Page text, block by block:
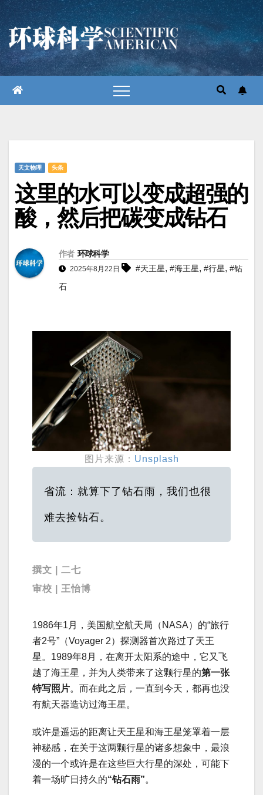
跳
至
内
容
天文物理 头条
这里的水可以变成超强的
酸，然后把碳变成钻石
作者 环球科学
2025年8月22日 #天王星, #海王星, #行星, #钻
石
图片来源： Unsplash
省流：就算下了钻石雨，我们也很
难去捡钻石。
撰文 | 二七
审校 | 王怡博
1986年1月，美国航空航天局（NASA）的“旅行
者2号”（Voyager 2）探测器首次路过了天王
星。1989年8月，在离开太阳系的途中，它又飞
越了海王星，并为人类带来了这颗行星的第一张
特写照片。而在此之后，一直到今天，都再也没
有航天器造访过海王星。
或许是遥远的距离让天王星和海王星笼罩着一层
神秘感，在关于这两颗行星的诸多想象中，最浪
漫的一个或许是在这些巨大行星的深处，可能下
着一场旷日持久的“钻石雨”。